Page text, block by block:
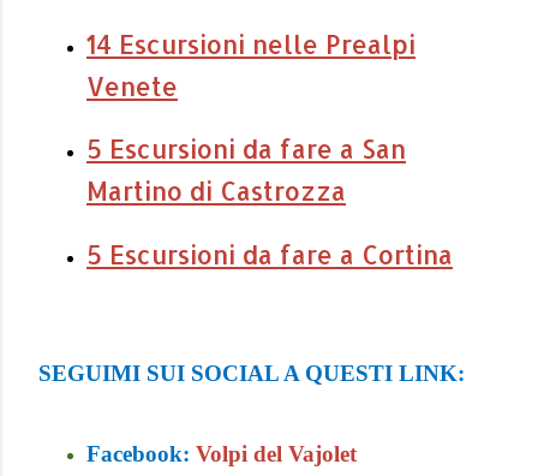
14 Escursioni nelle Prealpi
Venete
5 Escursioni da fare a San
Martino di Castrozza
5 Escursioni da fare a Cortina
SEGUIMI SUI SOCIAL A QUESTI LINK:
Facebook: Volpi del Vajolet